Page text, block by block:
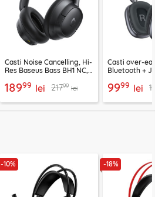
Casti Noise Cancelling, Hi-
Res Baseus Bass BH1 NC,
18999 lei 21799 lei
Casti over-
Bluetooth +
9999 lei
-10% -18%